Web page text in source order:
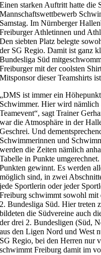
Einen starken Auftritt hatte die
Mannschaftswettbewerb
Samstag. Im Nürnberger
Freiburger Athletinnen und
Den siebten Platz belegte
der SG Regio. Damit ist ganz
Bundesliga Süd
Freiburger mit der coolsten
Mitsponsor dieser Teamshirts
„DMS ist immer ein
Schwimmer. Hier wird nämlich
Teamevent“, sagt Trainer
war die Atmosphäre in der
Geschrei. Und
Schwimmerinnen und
werden die Zeiten nämlich
Tabelle in Punkte umgerechnet.
Punkten gewinnt. Es werden
möglich sind, in zwei
jede Sportlerin oder jeder
Freiburg schwimmt sowohl mit
2. Bundesliga Süd. Hier treten
bildeten die Südvereine auch
der drei 2. Bundesligen (Süd,
aus den Ligen Nord und West
SG Regio, bei den Herren nur
schwimmt Freiburg damit im